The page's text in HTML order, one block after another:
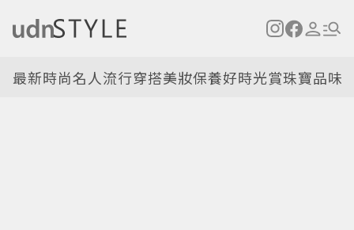
最新時尚名人流行穿搭美妝保養好時光賞珠寶品味